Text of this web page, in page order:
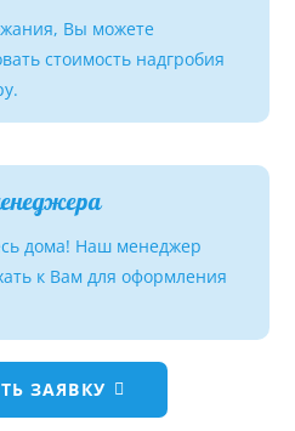
Вы можете
стоимость надгробия
дома! Наш менеджер
к Вам для оформления
ЗАЯВКУ